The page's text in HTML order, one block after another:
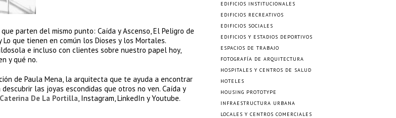
parten del mismo punto: Caída y Ascenso, El Peligro de
que tienen en común los Dioses y los Mortales.
e incluso con clientes sobre nuestro papel hoy,
y qué no.
de Paula Mena, la arquitecta que te ayuda a encontrar
las joyas escondidas que otros no ven. Caída y
Caterina De La Portilla, Instagram, LinkedIn y Youtube.
EDIFICIOS INSTITUCIONALES
EDIFICIOS RECREATIVOS
EDIFICIOS SOCIALES
EDIFICIOS Y ESTADIOS DEPORTIVOS
ESPACIOS DE TRABAJO
FOTOGRAFÍA DE ARQUITECTURA
HOSPITALES Y CENTROS DE SALUD
HOTELES
HOUSING PROTOTYPE
INFRAESTRUCTURA URBANA
LOCALES Y CENTROS COMERCIALES